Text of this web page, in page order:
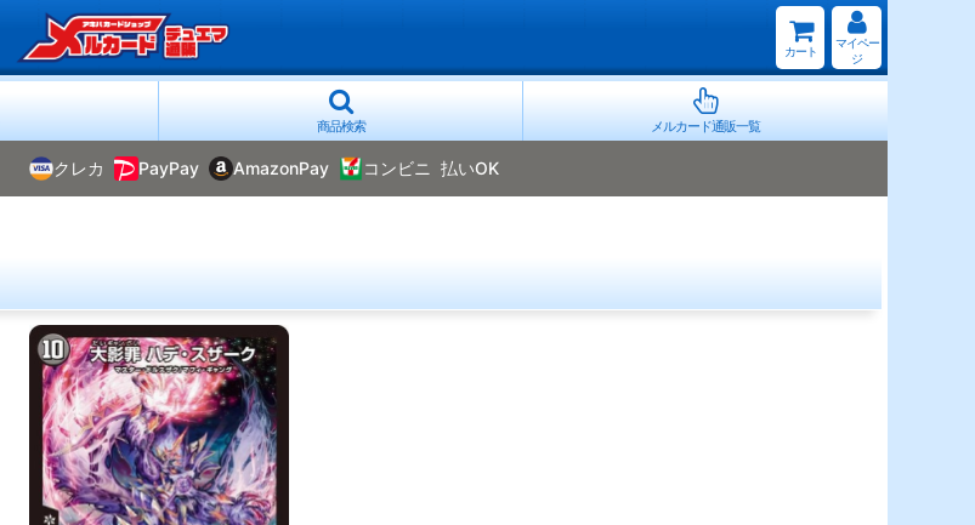
カート
マイペー
ジ
商品検索 メルカード通販一覧
クレカ PayPay AmazonPay コンビニ 払いOK